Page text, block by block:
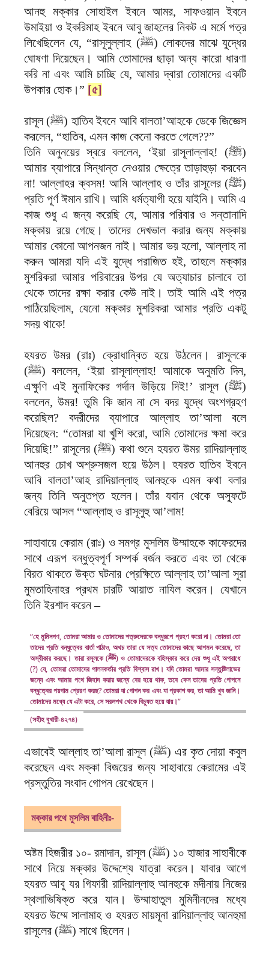
আনহু মক্কার সোহাইল ইবনে আমর, সাফওয়ান ইবনে
উমাইয়া ও ইকরিমাহ ইবনে আবু জাহলের নিকট এ মর্মে পত্র
লিখেছিলেন যে, “রাসূলুল্লাহ (ﷺ) লোকদের মাঝে যুদ্ধের
ঘোষণা দিয়েছেন। আমি তোমাদের ছাড়া অন্য কারো ধারণা
করি না এবং আমি চাচ্ছি যে, আমার দ্বারা তোমাদের একটি
উপকার হোক।” [৫]
রাসূল (ﷺ) হাতিব ইবনে আবি বালতা’আহকে ডেকে জিজ্ঞেস
করলেন, “হাতিব, এমন কাজ কেনো করতে গেলে??”
তিনি অনুনয়ের স্বরে বললেন, ‘ইয়া রাসূলাল্লাহ! (ﷺ)
আমার ব্যাপারে সিন্ধান্ত নেওয়ার ক্ষেত্রে তাড়াহুড়া করবেন
না! আল্লাহর ক্বসম! আমি আল্লাহ ও তাঁর রাসূলের (ﷺ)
প্রতি পূর্ণ ঈমান রাখি। আমি ধর্মত্যাগী হয়ে যাইনি। আমি এ
কাজ শুধু এ জন্য করেছি যে, আমার পরিবার ও সন্তানাদি
মক্কায় রয়ে গেছে। তাদের দেখভাল করার জন্য মক্কায়
আমার কোনো আপনজন নাই। আমার ভয় হলো, আল্লাহ না
করুন আমরা যদি এই যুদ্ধে পরাজিত হই, তাহলে মক্কার
মুশরিকরা আমার পরিবারের উপর যে অত্যাচার চালাবে তা
থেকে তাদের রক্ষা করার কেউ নাই। তাই আমি এই পত্র
পাঠিয়েছিলাম, যেনো মক্কার মুশরিকরা আমার প্রতি একটু
সদয় থাকে!
হযরত উমর (রাঃ) ক্রোধান্বিত হয়ে উঠলেন। রাসূলকে
(ﷺ) বললেন, ‘ইয়া রাসূলাল্লাহ! আমাকে অনুমতি দিন,
এক্ষুণি এই মুনাফিকের গর্দান উড়িয়ে দিই!’ রাসূল (ﷺ)
বললেন, উমর! তুমি কি জান না সে বদর যুদ্ধে অংশগ্রহণ
করেছিল? বদরীদের ব্যাপারে আল্লাহ তা’আলা বলে
দিয়েছেন: “তোমরা যা খুশি করো, আমি তোমাদের ক্ষমা করে
দিয়েছি!” রাসূলের (ﷺ) কথা শুনে হযরত উমর রাদিয়াল্লাহু
আনহুর চোখ অশ্রুসজল হয়ে উঠল। হযরত হাতিব ইবনে
আবি বালতা’আহ রাদিয়াল্লাহু আনহুকে এমন কথা বলার
জন্য তিনি অনুতপ্ত হলেন। তাঁর যবান থেকে অস্ফুটে
বেরিয়ে আসল “আল্লাহু ও রাসূলুহু আ’লাম!
সাহাবায়ে কেরাম (রাঃ) ও সমগ্র মুসলিম উম্মাহকে কাফেরদের
সাথে এরূপ বন্ধুত্বপূর্ণ সম্পর্ক বর্জন করতে এবং তা থেকে
বিরত থাকতে উক্ত ঘটনার প্রেক্ষিতে আল্লাহ তা’আলা সূরা
মুমতাহিনাহর প্রথম চারটি আয়াত নাযিল করেন। যেখানে
তিনি ইরশাদ করেন –
“হে মুমিনগণ, তোমরা আমার ও তোমাদের শত্রুদেরকে বন্ধুরূপে গ্রহণ করো না। তোমরা তো
তাদের প্রতি বন্ধুত্বের বার্তা পাঠাও, অথচ তারা যে সত্য তোমাদের কাছে আগমন করেছে, তা
অস্বীকার করছে। তারা রসূলকে (ﷺ) ও তোমাদেরকে বহিস্কার করে দেয় শুধু এই অপরাধে
(?) যে, তোমরা তোমাদের পালনকর্তার প্রতি বিশ্বাস রাখ। যদি তোমরা আমার সন্তুষ্টিলাভের
জন্যে এবং আমার পথে জিহাদ করার জন্যে বের হয়ে থাক, তবে কেন তাদের প্রতি গোপনে
বন্ধুত্বের পয়গাম প্রেরণ করছ? তোমরা যা গোপন কর এবং যা প্রকাশ কর, তা আমি খুব জানি।
তোমাদের মধ্যে যে এটা করে, সে সরলপথ থেকে বিচ্যুত হয়ে যায়।”
(সহীহ বুখারী-৪২৭৪)
এভাবেই আল্লাহ তা’আলা রাসূল (ﷺ) এর কৃত দোয়া কবুল
করেছেন এবং মক্কা বিজয়ের জন্য সাহাবায়ে কেরামের এই
প্রস্তুতির সংবাদ গোপন রেখেছেন।
মক্কার পথে মুসলিম বাহিনীঃ-
অষ্টম হিজরীর ১০- রমাদান, রাসূল (ﷺ) ১০ হাজার সাহাবীকে
সাথে নিয়ে মক্কার উদ্দেশ্যে যাত্রা করেন। যাবার আগে
হযরত আবু যর গিফারী রাদিয়াল্লাহু আনহুকে মদীনায় নিজের
স্থলাভিষিক্ত করে যান। উম্মাহাতুল মুমিনীনদের মধ্যে
হযরত উম্মে সালামাহ ও হযরত মায়মূনা রাদিয়াল্লাহু আনহুমা
রাসূলের (ﷺ) সাথে ছিলেন।